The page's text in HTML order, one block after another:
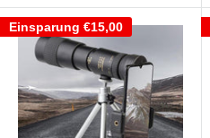
Einsparung €15,00